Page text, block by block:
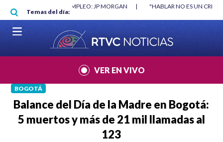
Pasar al contenido principal
Temas del día:
"HABLAR NO ES UN CRIMEN": CARTA DE BETO CORAL |
VER EN VIVO
BOGOTÁ
Balance del Día de la Madre en Bogotá:
5 muertos y más de 21 mil llamadas al
123